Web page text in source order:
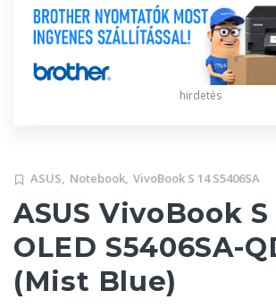
hirdetés
ASUS, Notebook, VivoBook S 14 S5406SA
ASUS VivoBook S
OLED S5406SA-
(Mist Blue)